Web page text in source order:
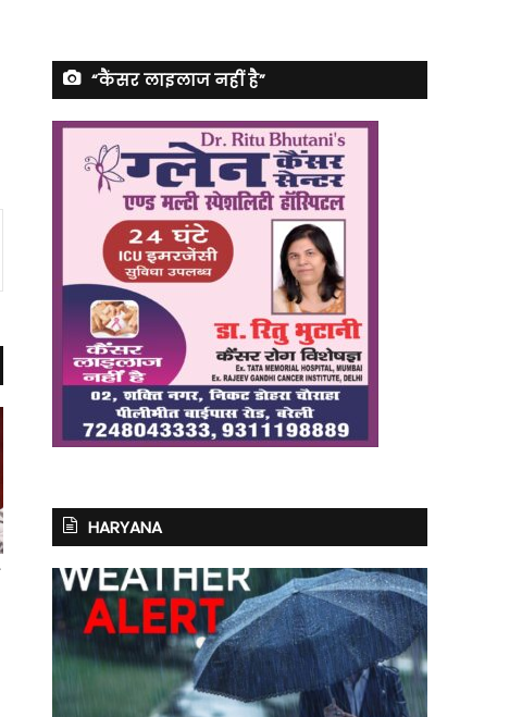
“कैंसर लाइलाज नहीं है”
HARYANA